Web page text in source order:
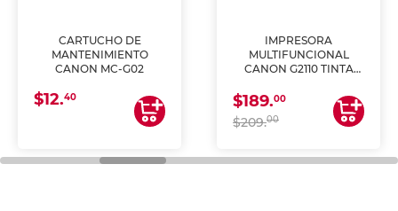
CARTUCHO DE
MANTENIMIENTO
CANON MC-G02
$12.40
IMPRESORA
MULTIFUNCIONAL
CANON G2110 TINTA
$189.00
$209.00